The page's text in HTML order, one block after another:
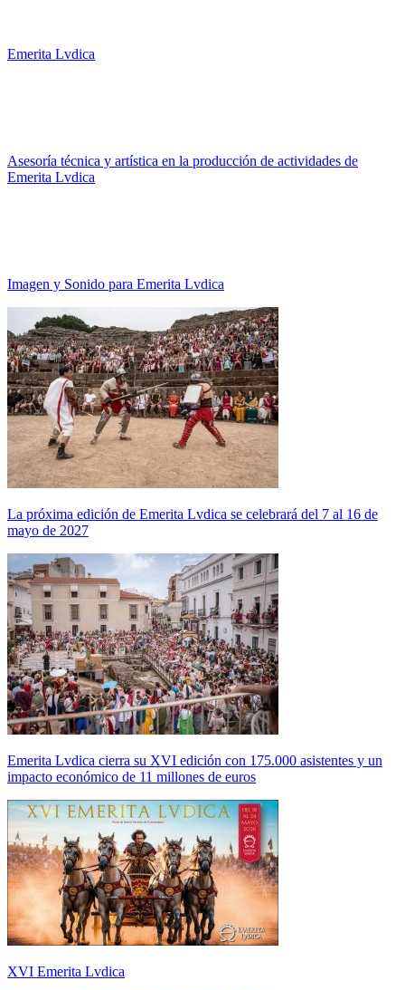
Emerita Lvdica
Asesoría técnica y artística en la producción de actividades de
Emerita Lvdica
Imagen y Sonido para Emerita Lvdica
La próxima edición de Emerita Lvdica se celebrará del 7 al 16 de
mayo de 2027
Emerita Lvdica cierra su XVI edición con 175.000 asistentes y un
impacto económico de 11 millones de euros
XVI Emerita Lvdica